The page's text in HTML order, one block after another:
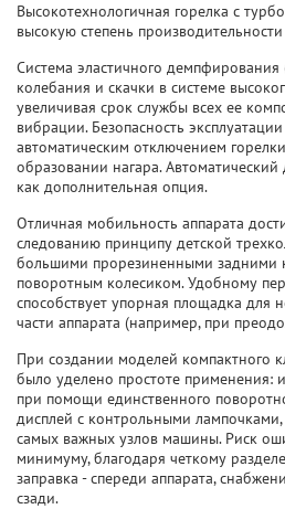
Высокотехнологичная горелка с
высокую степень
Система эластичного демпфирования
колебания и скачки в системе
увеличивая срок службы всех ее
вибрации. Безопасность
автоматическим отключением
образовании нагара.
как дополнительная опция.
Отличная мобильность аппарата
следованию принципу детской
большими прорезиненными задними
поворотным колесиком. Удобному
способствует упорная площадка для
части аппарата (например, при
При создании моделей компактного
было уделено простоте применения:
при помощи единственного
дисплей с контрольными
самых важных узлов машины. Риск
минимуму, благодаря четкому
заправка - спереди аппарата,
сзади.